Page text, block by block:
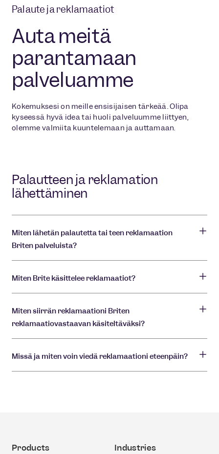
Palaute ja reklamaatiot
Auta meitä
parantamaan
palveluamme
Kokemuksesi on meille ensisijaisen tärkeää. Olipa
kyseessä hyvä idea tai huoli palveluumme liittyen,
olemme valmiita kuuntelemaan ja auttamaan.
Palautteen ja reklamation
lähettäminen
Miten lähetän palautetta tai teen reklamaation
Briten palveluista?
Miten Brite käsittelee reklamaatiot?
Miten siirrän reklamaationi Briten
reklamaatiovastaavan käsiteltäväksi?
Missä ja miten voin viedä reklamaationi eteenpäin?
Products
Industries